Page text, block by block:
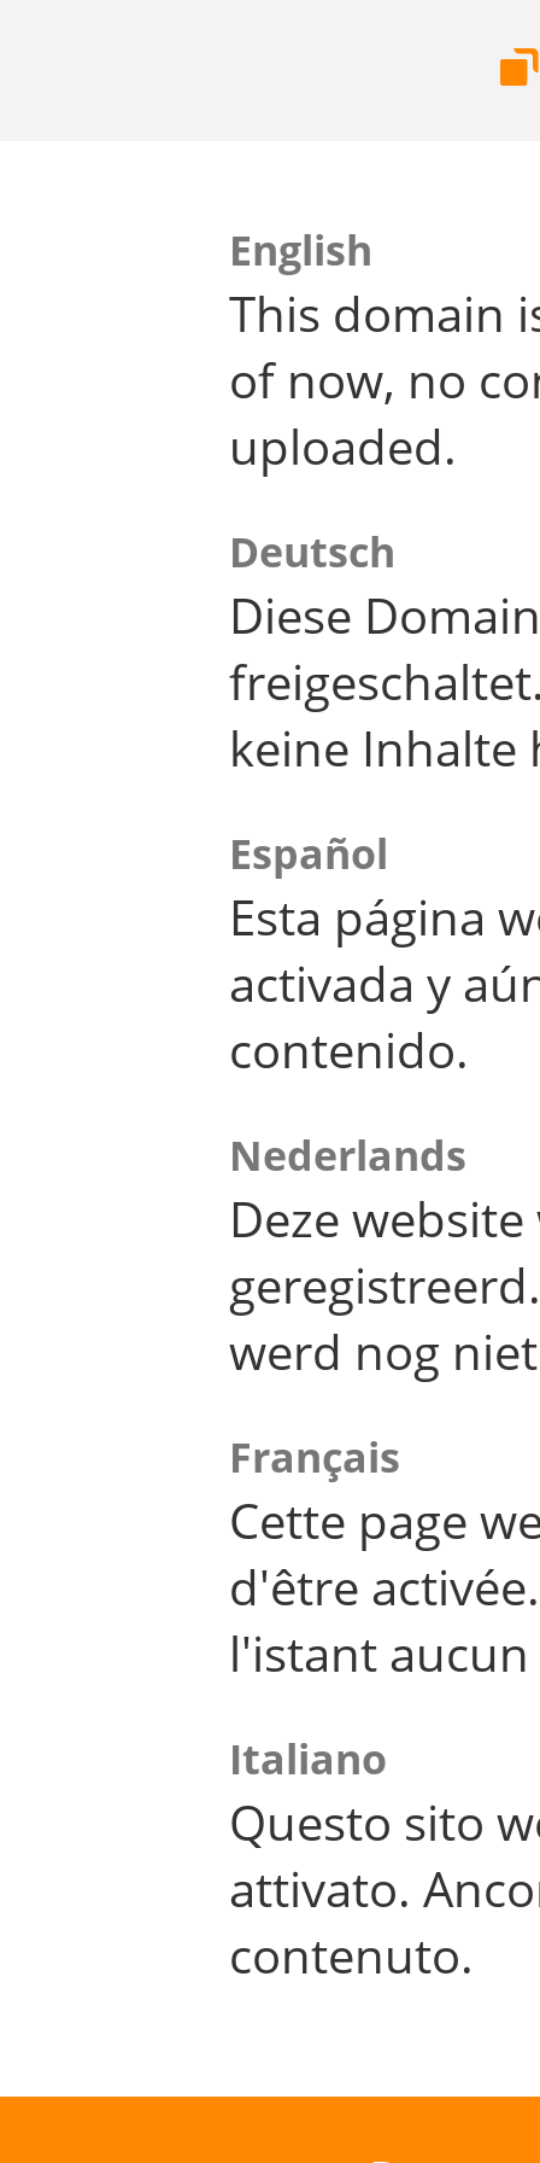
English
This domain
of now, no
uploaded.
Deutsch
Diese
keine Inhalte
Español
Esta página
activada y
contenido.
Nederlands
Deze
werd nog
Français
Cette page
d'être
l'istant
Italiano
Questo sito
attivato.
contenuto.